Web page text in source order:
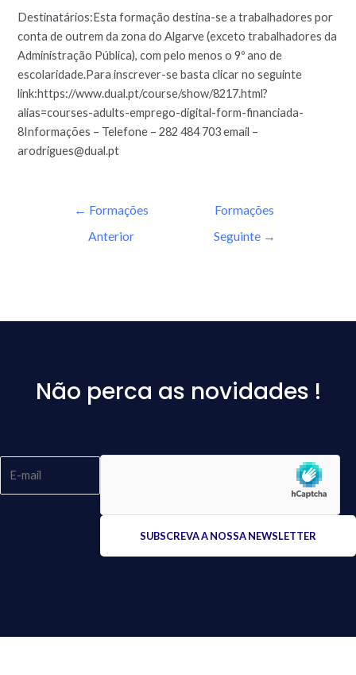
Destinatários:Esta formação destina-se a trabalhadores por
conta de outrem da zona do Algarve (exceto trabalhadores da
Administração Pública), com pelo menos o 9º ano de
escolaridade.Para inscrever-se basta clicar no seguinte
link:https://www.dual.pt/course/show/8217.html?
alias=courses-adults-emprego-digital-form-financiada-
8Informações – Telefone – 282 484 703 email –
arodrigues@dual.pt
← Formações
Anterior
Formações
Seguinte →
Não perca as novidades !